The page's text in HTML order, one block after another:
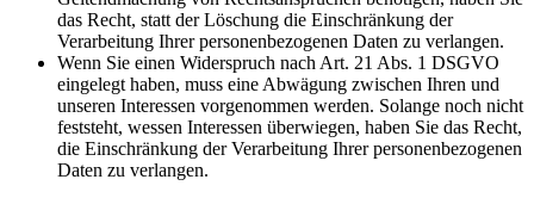
das Recht, statt der Löschung die Einschränkung der
Verarbeitung Ihrer personenbezogenen Daten zu verlangen.
Wenn Sie einen Widerspruch nach Art. 21 Abs. 1 DSGVO
eingelegt haben, muss eine Abwägung zwischen Ihren und
unseren Interessen vorgenommen werden. Solange noch nicht
feststeht, wessen Interessen überwiegen, haben Sie das Recht,
die Einschränkung der Verarbeitung Ihrer personenbezogenen
Daten zu verlangen.